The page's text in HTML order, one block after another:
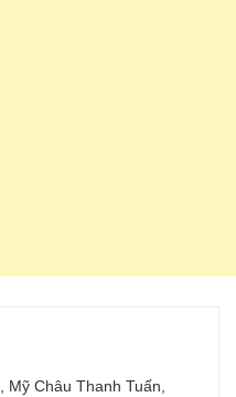
Châu Thanh Tuấn,